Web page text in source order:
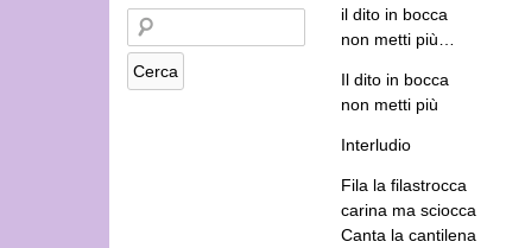
il dito in bocca
non metti più…
Il dito in bocca
non metti più
Interludio
Fila la filastrocca
carina ma sciocca
Canta la cantilena